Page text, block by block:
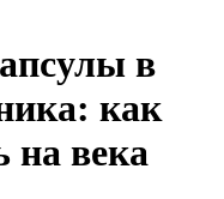
в
как
на века